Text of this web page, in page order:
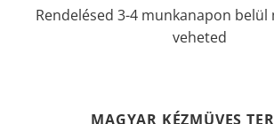
Rendelésed 3-4 munkanapon belül
veheted
MAGYAR KÉZMÜVES